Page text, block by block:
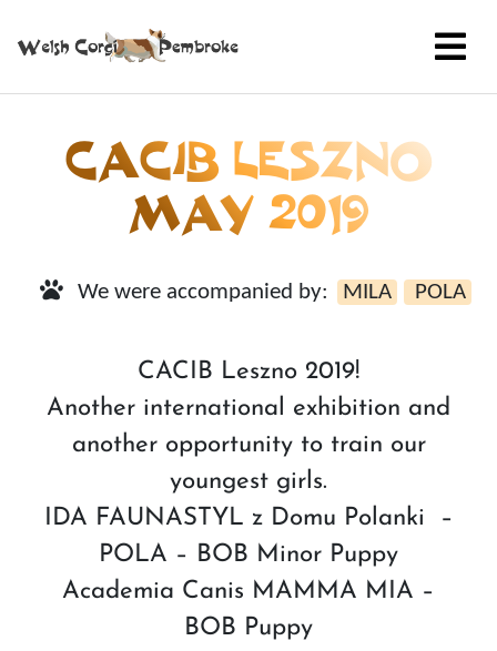
CACIB LESZNO
MAY 2019
We were accompanied by: MILA POLA
CACIB Leszno 2019!
Another international exhibition and
another opportunity to train our
youngest girls.
IDA FAUNASTYL z Domu Polanki –
POLA – BOB Minor Puppy
Academia Canis MAMMA MIA –
BOB Puppy